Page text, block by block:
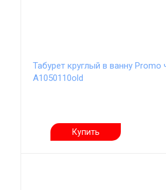
Табурет круглый в ванну Promo
А1050110old
Купить